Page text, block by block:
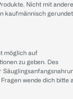
Nicht mit
kaufmännisch
möglich auf
zu geben. Des
wende dich bitte